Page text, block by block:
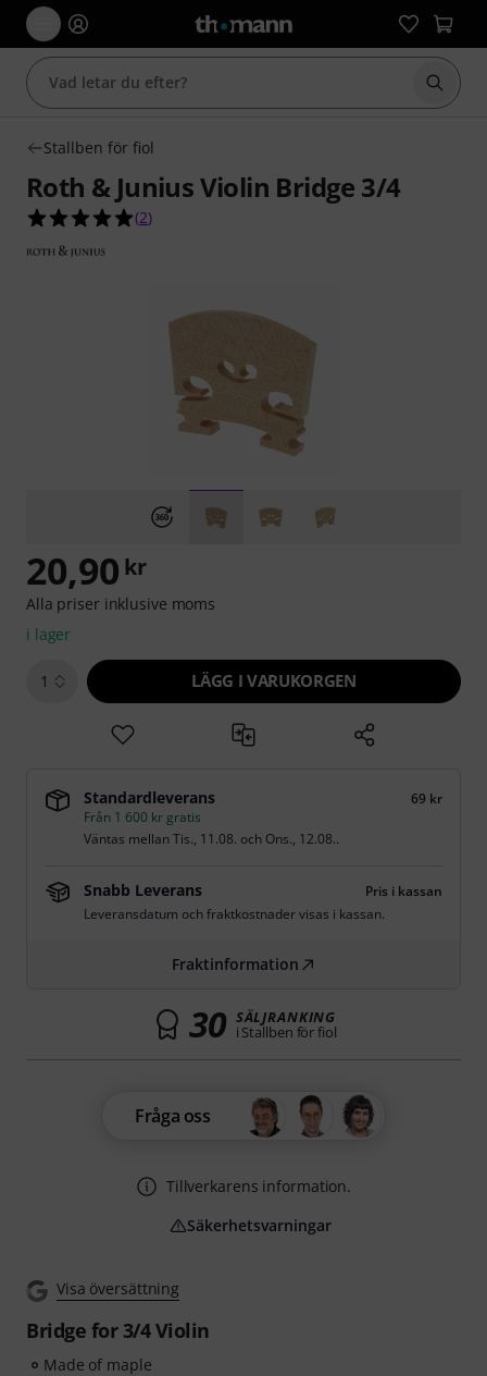
Börja
Stallben för fiol
Roth & Junius Violin Bridge 3/4
5.0 av 5 stjärnor från 2 kundbetyg
(2)
Visa översättning
Bridge for 3/4 Violin
Made of maple
20,90 kr
Alla priser inklusive moms
i lager
1 LÄGG I VARUKORGEN
Standardleverans
69 kr
Från 1 600 kr gratis
Väntas mellanTis., 11.08. och Ons., 12.08..
Snabb Leverans
Pris i kassan
Leveransdatum och fraktkostnader visas i kassan.
Fraktinformation
30 SÄLJRANKING
i Stallben för fiol
Fråga oss
Tillverkarens information.
Säkerhetsvarningar